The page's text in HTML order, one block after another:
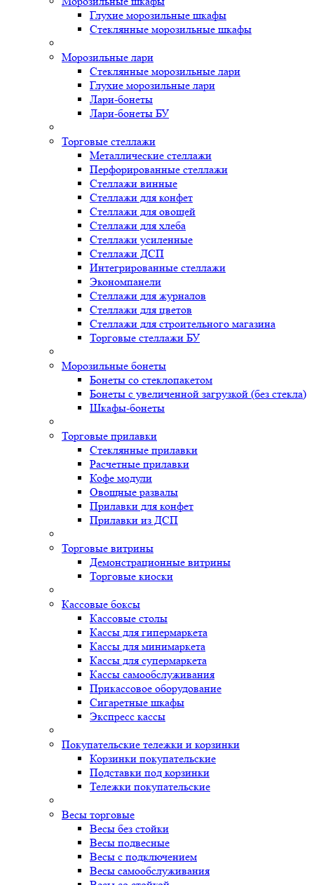
Глухие морозильные шкафы
Стеклянные морозильные шкафы
Морозильные лари
Стеклянные морозильные лари
Глухие морозильные лари
Лари-бонеты
Лари-бонеты БУ
Торговые стеллажи
Металлические стеллажи
Перфорированные стеллажи
Стеллажи винные
Стеллажи для конфет
Стеллажи для овощей
Стеллажи для хлеба
Стеллажи усиленные
Стеллажи ДСП
Интегрированные стеллажи
Экономпанели
Стеллажи для журналов
Стеллажи для цветов
Стеллажи для строительного магазина
Торговые стеллажи БУ
Морозильные бонеты
Бонеты со стеклопакетом
Бонеты с увеличенной загрузкой (без стекла)
Шкафы-бонеты
Торговые прилавки
Стеклянные прилавки
Расчетные прилавки
Кофе модули
Овощные развалы
Прилавки для конфет
Прилавки из ДСП
Торговые витрины
Демонстрационные витрины
Торговые киоски
Кассовые боксы
Кассовые столы
Кассы для гипермаркета
Кассы для минимаркета
Кассы для супермаркета
Кассы самообслуживания
Прикассовое оборудование
Сигаретные шкафы
Экспресс кассы
Покупательские тележки и корзинки
Корзинки покупательские
Подставки под корзинки
Тележки покупательские
Весы торговые
Весы без стойки
Весы подвесные
Весы с подключением
Весы самообслуживания